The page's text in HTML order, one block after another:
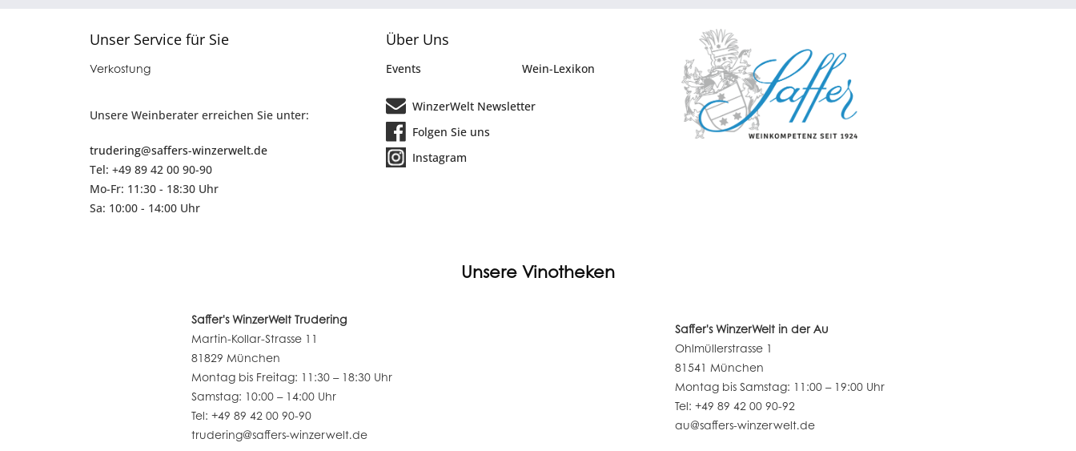
Unser Service für Sie
Verkostung
Unsere Weinberater erreichen Sie unter:
trudering@saffers-winzerwelt.de
Tel: +49 89 42 00 90-90
Mo-Fr: 11:30 - 18:30 Uhr
Sa: 10:00 - 14:00 Uhr
Über Uns
Events Wein-Lexikon
WinzerWelt Newsletter
Folgen Sie uns
Instagram
Unsere Vinotheken
Saffer's WinzerWelt Trudering
Martin-Kollar-Strasse 11
81829 München
Montag bis Freitag: 11:30 – 18:30 Uhr
Samstag: 10:00 – 14:00 Uhr
Tel: +49 89 42 00 90-90
trudering@saffers-winzerwelt.de
Saffer's WinzerWelt in der Au
Ohlmüllerstrasse 1
81541 München
Montag bis Samstag: 11:00 – 19:00 Uhr
Tel: +49 89 42 00 90-92
au@saffers-winzerwelt.de